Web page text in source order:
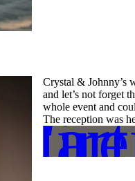
Crystal & Johnny’s
and let’s not forget
whole event and
The reception was
lire